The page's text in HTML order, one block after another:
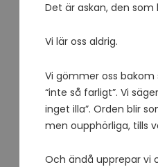
Det är askan, den
Vi lär oss aldrig.
Vi gömmer oss bakom
“inte så farligt”. Vi
inget illa”. Orden blir
men oupphörliga, tills
Och ändå upprepar vi